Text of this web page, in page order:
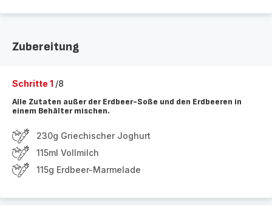
Zubereitung
Schritte 1 /8
Alle Zutaten außer der Erdbeer-Soße und den Erdbeeren in
einem Behälter mischen.
230g Griechischer Joghurt
115ml Vollmilch
115g Erdbeer-Marmelade